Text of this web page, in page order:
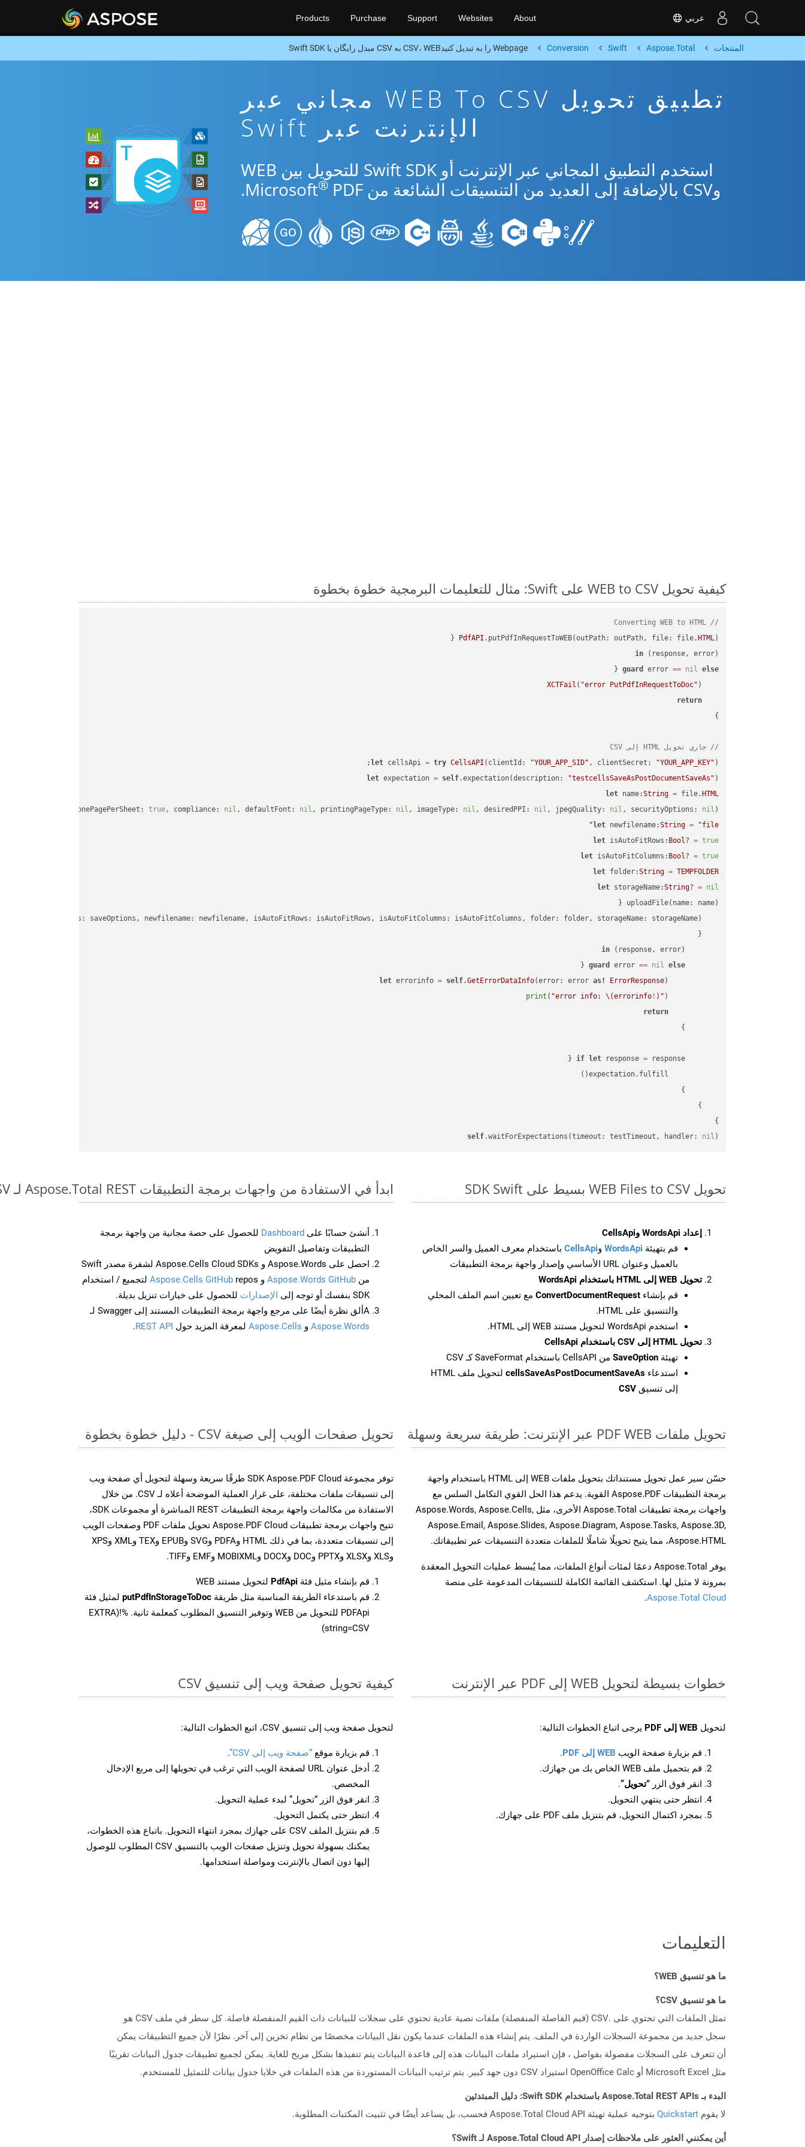
عربي Products Purchase Support Websites About
المنتجات Aspose.Total
Swift
Conversion Webpage را به تبدیل کنیدCSV، WEB به CSV مبدل رایگان یا Swift SDK
تطبيق تحويل WEB To CSV مجاني عبر
الإنترنت عبر Swift
استخدم التطبيق المجاني عبر الإنترنت أو Swift SDK للتحويل بين WEB
وCSV بالإضافة إلى العديد من التنسيقات الشائعة من Microsoft
® PDF.
كيفية تحويل WEB to CSV على Swift: مثال للتعليمات البرمجية خطوة بخطوة
// Converting WEB to HTML
PdfAPI .putPdfInRequestToWEB(outPath: outPath, file: file. HTML
(response, error)
in
guard
error == nil else
XCTFail ( "error PutPdfInRequestToDoc"
return
// جاري تحويل HTML إلى CSV
let cellsApi = try CellsAPI (clientId: "YOUR_APP_SID" , clientSecret: "YOUR_APP_KEY" );
let expectation = self.expectation(description: "testcellsSaveAsPostDocumentSaveAs" )
let name:String = file. HTML
, onePagePerSheet: true, compliance: nil , defaultFont: nil , printingPageType: nil , imageType: nil , desiredPPI: nil , jpegQuality: nil , securityOptions: nil )
let newfilename:String =
"file"
let isAutoFitRows: Bool? = true
let isAutoFitColumns: Bool? = true
let folder:String = TEMPFOLDER
let storageName:String? = nil
        (response, error)
in
guard
error == nil else
let errorinfo = self.GetErrorDataInfo(error: error as! ErrorResponse
print ( "error info: \(errorinfo! ) "
return
if let response =
}
self.waitForExpectations(timeout: testTimeout, handler: nil )
تحويل WEB Files to CSV بسيط على SDK Swift
إعداد WordsApi وCellsApi
قم بتهيئة WordsApi وCellsApi باستخدام معرف العميل والسر الخاص
بالعميل وعنوان URL الأساسي وإصدار واجهة برمجة التطبيقات
تحويل WEB إلى HTML باستخدام WordsApi
قم بإنشاء ConvertDocumentRequest مع تعيين اسم الملف المحلي
والتنسيق على HTML.
استخدم WordsApi لتحويل مستند WEB إلى HTML.
تحويل HTML إلى CSV باستخدام CellsApi
تهيئة SaveOption من CellsAPI باستخدام SaveFormat كـ CSV
استدعاء cellsSaveAsPostDocumentSaveAs
لتحويل ملف HTML
إلى تنسيق CSV
ابدأ في الاستفادة من واجهات برمجة التطبيقات Aspose.Total REST لـ WEB to CSV
أنشئ حسابًا على Dashboard للحصول على حصة مجانية من واجهة برمجة
التطبيقات وتفاصيل التفويض
احصل على Aspose.Words و Aspose.Cells Cloud SDKs لشفرة مصدر Swift
من Aspose.Words GitHub و Aspose.Cells GitHub repos لتجميع / استخدام
SDK بنفسك أو توجه إلى
الإصدارات للحصول على خيارات تنزيل بديلة.
Aألق نظرة أيضًا على مرجع واجهة برمجة التطبيقات المستند إلى Swagger لـ
Aspose.Words و Aspose.Cells لمعرفة المزيد حول REST API
.
تحويل ملفات PDF WEB عبر الإنترنت: طريقة سريعة وسهلة
حسّن سير عمل تحويل مستنداتك بتحويل ملفات WEB إلى HTML باستخدام واجهة
برمجة التطبيقات Aspose.PDF القوية. يدعم هذا الحل القوي التكامل السلس مع
واجهات برمجة تطبيقات Aspose.Total الأخرى، مثل Aspose.Words, Aspose.Cells,
Aspose.Email, Aspose.Slides, Aspose.Diagram, Aspose.Tasks, Aspose.3D,
Aspose.HTML، مما يتيح تحويلًا شاملًا للملفات متعددة التنسيقات عبر تطبيقاتك.
يوفر Aspose.Total دعمًا لمئات أنواع الملفات، مما يُبسط عمليات التحويل المعقدة
بمرونة لا مثيل لها. استكشف القائمة الكاملة للتنسيقات المدعومة على منصة
Aspose.Total Cloud
.
تحويل صفحات الويب إلى صيغة CSV - دليل خطوة بخطوة
توفر مجموعة SDK Aspose.PDF Cloud طرقًا سريعة وسهلة لتحويل أي صفحة ويب
إلى تنسيقات ملفات مختلفة، على غرار العملية الموضحة أعلاه لـ CSV. من خلال
الاستفادة من مكالمات واجهة برمجة التطبيقات REST المباشرة أو مجموعات SDK،
تتيح واجهات برمجة تطبيقات Aspose.PDF Cloud تحويل ملفات PDF وصفحات الويب
إلى تنسيقات متعددة، بما في ذلك HTML وPDFA وSVG وEPUB وTEX وXML وXPS
وXLS وXLSX وPPTX وDOC وDOCX وMOBIXML وEMF وTIFF.
قم بإنشاء مثيل فئة PdfApi لتحويل مستند WEB
قم باستدعاء الطريقة المناسبة مثل طريقة putPdfInStorageToDoc لمثيل فئة
PDFApi للتحويل من WEB وتوفير التنسيق المطلوب كمعلمة ثانية. %!(EXTRA
string=CSV)
خطوات بسيطة لتحويل WEB إلى PDF عبر الإنترنت
لتحويل WEB إلى PDF يرجى اتباع الخطوات التالية:
قم بزيارة صفحة الويب WEB إلى PDF
.
قم بتحميل ملف WEB الخاص بك من جهازك.
انقر فوق الزر “تحويل”.
انتظر حتى ينتهي التحويل.
بمجرد اكتمال التحويل، قم بتنزيل ملف PDF على جهازك.
كيفية تحويل صفحة ويب إلى تنسيق CSV
لتحويل صفحة ويب إلى تنسيق CSV، اتبع الخطوات التالية:
قم بزيارة موقع “صفحة ويب إلى CSV”
.
أدخل عنوان URL لصفحة الويب التي ترغب في تحويلها إلى مربع الإدخال
المخصص.
انقر فوق الزر “تحويل” لبدء عملية التحويل.
انتظر حتى يكتمل التحويل.
قم بتنزيل الملف CSV على جهازك بمجرد انتهاء التحويل. باتباع هذه الخطوات،
يمكنك بسهولة تحويل وتنزيل صفحات الويب بالتنسيق CSV المطلوب للوصول
إليها دون اتصال بالإنترنت ومواصلة استخدامها.
التعليمات
ما هو تنسيق WEB؟
ما هو تنسيق CSV؟
تمثل الملفات التي تحتوي على .CSV (قيم الفاصلة المنفصلة) ملفات نصية عادية تحتوي على سجلات للبيانات ذات القيم المنفصلة فاصلة. كل سطر في ملف CSV هو
سجل جديد من مجموعة السجلات الواردة في الملف. يتم إنشاء هذه الملفات عندما يكون نقل البيانات مخصصًا من نظام تخزين إلى آخر. نظرًا لأن جميع التطبيقات يمكن
أن تتعرف على السجلات مفصولة بفواصل ، فإن استيراد ملفات البيانات هذه إلى قاعدة البيانات يتم تنفيذها بشكل مريح للغاية. يمكن لجميع تطبيقات جدول البيانات تقريبًا
مثل Microsoft Excel أو OpenOffice Calc استيراد CSV دون جهد كبير. يتم ترتيب البيانات المستوردة من هذه الملفات في خلايا جدول بيانات للتمثيل للمستخدم.
البدء بـ Aspose.Total REST APIs باستخدام Swift SDK: دليل المبتدئين
لا يقوم Quickstart بتوجيه عملية تهيئة Aspose.Total Cloud API فحسب، بل يساعد أيضًا في تثبيت المكتبات المطلوبة.
أين يمكنني العثور على ملاحظات إصدار Aspose.Total Cloud API لـ Swift؟